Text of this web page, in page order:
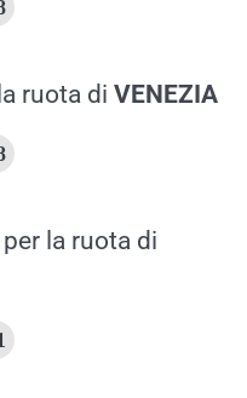
ruota di VENEZIA
la ruota di